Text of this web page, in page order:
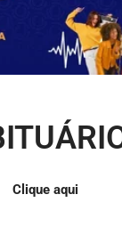
Clique aqui